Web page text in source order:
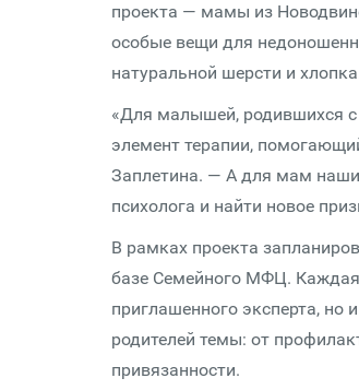
проекта — мамы из
особые вещи для
натуральной шерсти и
«Для малышей, родившихся с
элемент терапии,
Заплетина. — А для мам
психолога и найти новое
В рамках проекта
базе Семейного МФЦ. Каждая
приглашенного эксперта,
родителей темы: от
привязанности.